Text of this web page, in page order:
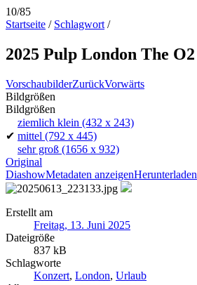
10/85
Startseite / Schlagwort /
2025 Pulp London The O2
VorschaubilderZurückVorwärts
Bildgrößen
Bildgrößen
ziemlich klein (432 x 243)
✔ mittel (792 x 445)
sehr groß (1656 x 932)
Original
DiashowMetadaten anzeigenHerunterladen
Erstellt am
Freitag, 13. Juni 2025
Dateigröße
837 kB
Schlagworte
Konzert, London, Urlaub